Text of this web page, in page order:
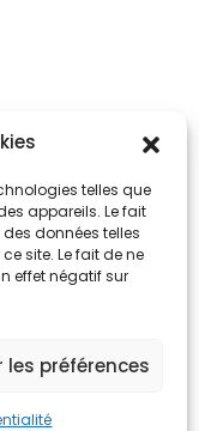
telles que
appareils. Le fait
données telles
site. Le fait de ne
effet négatif sur
les préférences